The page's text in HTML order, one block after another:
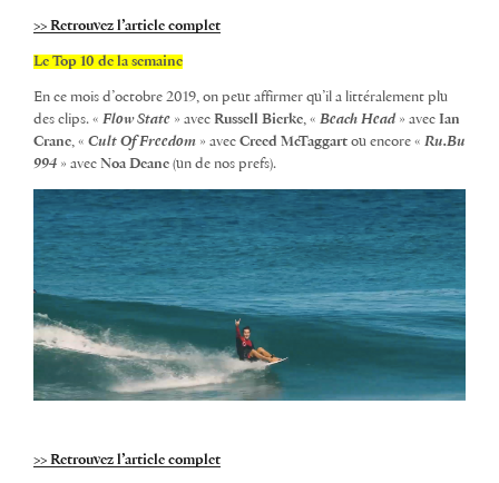
>> Retrouvez l’article complet
Le Top 10 de la semaine
En ce mois d’octobre 2019, on peut affirmer qu’il a littéralement plu
des clips. « Flow State » avec Russell Bierke, « Beach Head » avec Ian
Crane, « Cult Of Freedom » avec Creed McTaggart ou encore « Ru.Bu
994 » avec Noa Deane (un de nos prefs).
>> Retrouvez l’article complet